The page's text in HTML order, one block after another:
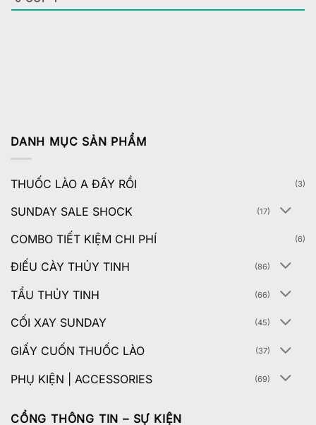
DANH MỤC SẢN PHẨM
THUỐC LÀO A ĐÂY RỒI (3)
SUNDAY SALE SHOCK (17)
COMBO TIẾT KIỆM CHI PHÍ (6)
ĐIẾU CÀY THỦY TINH (86)
TẨU THỦY TINH (66)
CỐI XAY SUNDAY (45)
GIẤY CUỐN THUỐC LÀO (37)
PHỤ KIỆN | ACCESSORIES (69)
CỔNG THÔNG TIN – SỰ KIỆN